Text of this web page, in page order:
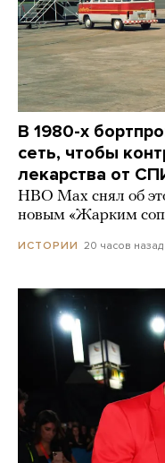
В 1980-х
сеть, чтобы
лекарства от
HBO Max снял об
новым «Жарким
ИСТОРИИ 20 часов назад